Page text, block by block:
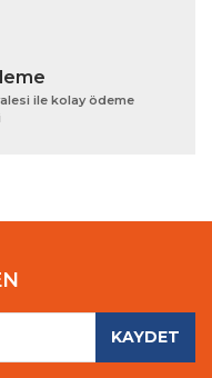
ile kolay ödeme
KAYDET